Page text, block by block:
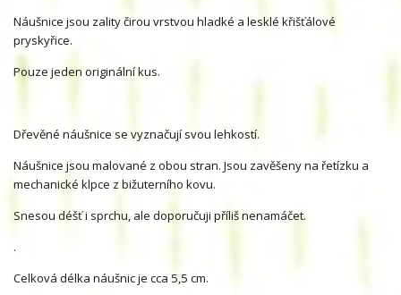
Náušnice jsou zality čirou vrstvou hladké a lesklé křišťálové
pryskyřice.
Pouze jeden originální kus.
Dřevěné náušnice se vyznačují svou lehkostí.
Náušnice jsou malované z obou stran. Jsou zavěšeny na řetízku a
mechanické klpce z bižuterního kovu.
Snesou déšť i sprchu, ale doporučuji příliš nenamáčet.
.
Celková délka náušnic je cca 5,5 cm.